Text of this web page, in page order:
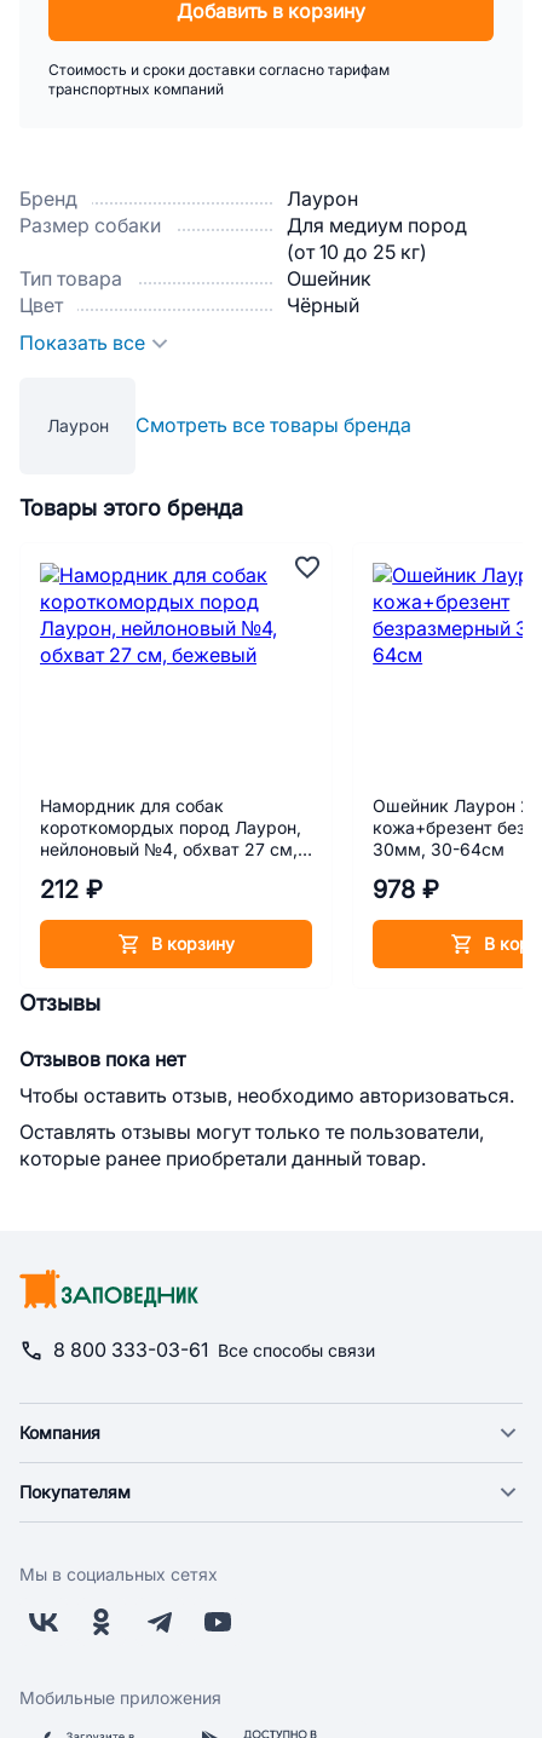
Бренд
Лаурон
Размер собаки
Для медиум пород
(от 10 до 25 кг)
Тип товара
Ошейник
Цвет
Чёрный
Показать все
Лаурон Смотреть все товары бренда
Добавить в корзину
Стоимость и сроки доставки согласно тарифам
транспортных компаний
Товары этого бренда
Намордник для собак
короткомордых пород Лаурон,
нейлоновый №4, обхват 27 см,
212 ₽
В корзину
Ошейник Лаурон 2
кожа+брезент
30мм, 30-64см
978 ₽
В
Отзывы
Отзывов пока нет
Чтобы оставить отзыв, необходимо авторизоваться.
Оставлять отзывы могут только те пользователи,
которые ранее приобретали данный товар.
8 800 333-03-61 Все способы связи
Компания
Новости
Поставщикам
Заводчикам
Обратная связь
Покупателям
Оплата
Бонусная программа
Скидки и акции
Мы в социальных сетях
Мобильные приложения